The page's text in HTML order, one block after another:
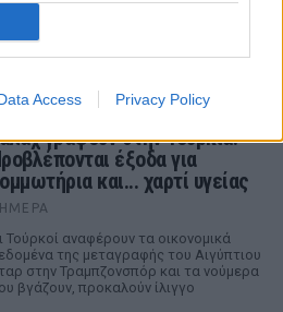
Access Privacy Policy
τη μεγάλη φωτιά που ξέσπασε στις
Βοιωτίας και έφτασε μέχρι το
Γερμενό - Ο διττός ρόλος της
Για αμύθητο συμβόλαιο του
γράφουν στην Τουρκία:
έξοδα για
και... χαρτί υγείας
Τούρκοί αναφέρουν τα οικονομικά
της μεταγραφής του Αιγύπτιου
στην Τραμπζονσπόρ και τα νούμερα
βγάζουν, προκαλούν ίλιγγο